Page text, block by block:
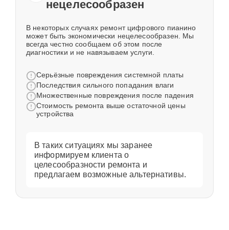
нецелесообразен
В некоторых случаях ремонт цифрового пианино
может быть экономически нецелесообразен. Мы
всегда честно сообщаем об этом после
диагностики и не навязываем услуги.
Серьёзные повреждения системной платы
Последствия сильного попадания влаги
Множественные повреждения после падения
Стоимость ремонта выше остаточной цены
устройства
В таких ситуациях мы заранее
информируем клиента о
целесообразности ремонта и
предлагаем возможные альтернативы.